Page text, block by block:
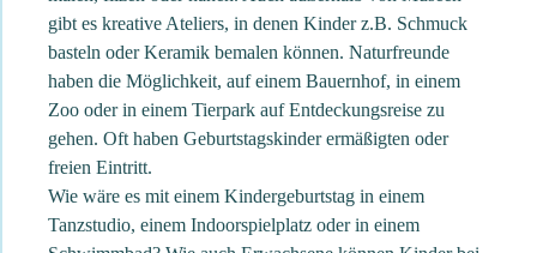
gibt es kreative Ateliers, in denen Kinder z.B. Schmuck
basteln oder Keramik bemalen können. Naturfreunde
haben die Möglichkeit, auf einem Bauernhof, in einem
Zoo oder in einem Tierpark auf Entdeckungsreise zu
gehen. Oft haben Geburtstagskinder ermäßigten oder
freien Eintritt.
Wie wäre es mit einem Kindergeburtstag in einem
Tanzstudio, einem Indoorspielplatz oder in einem